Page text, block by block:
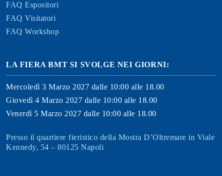
FAQ Espositori
FAQ Visitatori
FAQ Workshop
LA FIERA BMT SI SVOLGE NEI GIORNI:
Mercoledì 3 Marzo 2027 dalle 10:00 alle 18.00
Giovedì 4 Marzo 2027 dalle 10:00 alle 18.00
Venerdì 5 Marzo 2027 dalle 10:00 alle 18.00
Presso il quartiere fieristico della Mostra D’Oltremare in Viale
Kennedy, 54 – 80125 Napoli